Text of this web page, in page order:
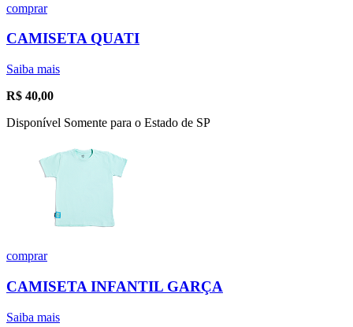
comprar
CAMISETA QUATI
Saiba mais
R$ 40,00
Disponível Somente para o Estado de SP
comprar
CAMISETA INFANTIL GARÇA
Saiba mais